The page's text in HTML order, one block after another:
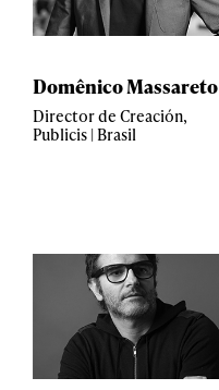
Domênico Massareto
Director de Creación,
Publicis | Brasil